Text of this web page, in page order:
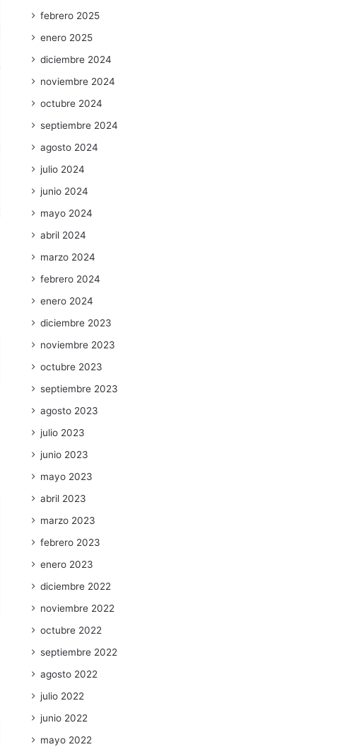
febrero 2025
enero 2025
diciembre 2024
noviembre 2024
octubre 2024
septiembre 2024
agosto 2024
julio 2024
junio 2024
mayo 2024
abril 2024
marzo 2024
febrero 2024
enero 2024
diciembre 2023
noviembre 2023
octubre 2023
septiembre 2023
agosto 2023
julio 2023
junio 2023
mayo 2023
abril 2023
marzo 2023
febrero 2023
enero 2023
diciembre 2022
noviembre 2022
octubre 2022
septiembre 2022
agosto 2022
julio 2022
junio 2022
mayo 2022